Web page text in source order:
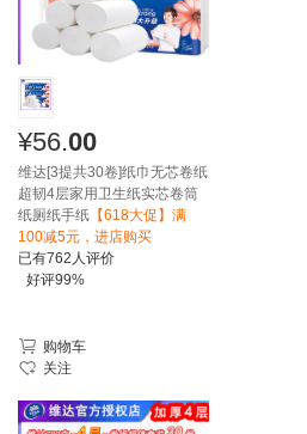
¥56.00
维达[3提共30卷]纸巾无芯卷纸
超韧4层家用卫生纸实芯卷筒
纸厕纸手纸 【618大促】满
100减5元，进店购买
已有762 人评价
好评99%
购物车
关注